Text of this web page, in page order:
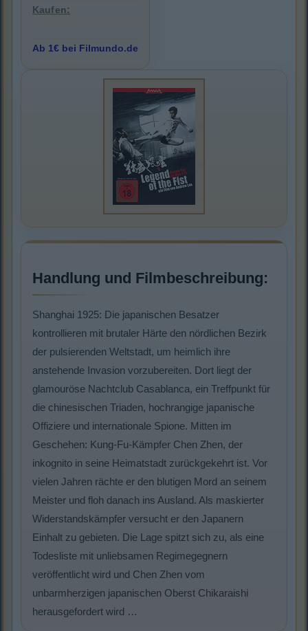
Kaufen:
Ab 1€ bei Filmundo.de
Handlung und Filmbeschreibung:
Shanghai 1925: Die japanischen Besatzer
kontrollieren mit brutaler Härte den nördlichen Bezirk
der pulsierenden Weltstadt, um heimlich ihre
anstehende Invasion vorzubereiten. Dort liegt der
glamouröse Nachtclub Casablanca, ein Treffpunkt für
die chinesischen Triaden, hochrangige japanische
Offiziere und internationale Spione. Mitten im
Geschehen: Kung-Fu-Kämpfer Chen Zhen, der
inkognito in seine Heimatstadt zurückgekehrt ist. Vor
vielen Jahren rächte er den blutigen Mord an seinem
Meister und floh danach ins Ausland. Als maskierter
Widerstandskämpfer versucht er den Japanern
Einhalt zu gebieten. Die Lage spitzt sich zu, als eine
Todesliste mit unliebsamen Regimegegnern
veröffentlicht wird und Chen Zhen vom
unbarmherzigen japanischen Oberst Chikaraishi
herausgefordert wird …